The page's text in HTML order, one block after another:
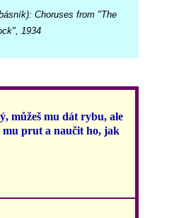
Choruses from "The
1934
můžeš mu dát rybu, ale
mu prut a naučit ho, jak